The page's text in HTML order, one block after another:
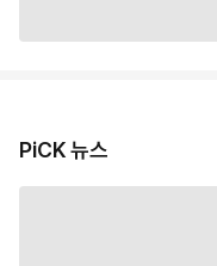
PiCK 뉴스